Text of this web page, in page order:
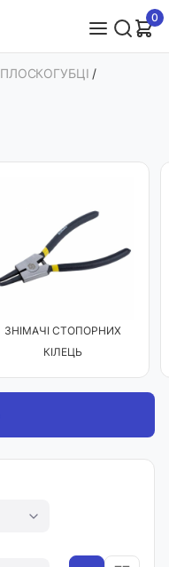
0
ПЛОСКОГУБЦІ /
ЗНІМАЧІ СТОПОРНИХ
КІЛЕЦЬ